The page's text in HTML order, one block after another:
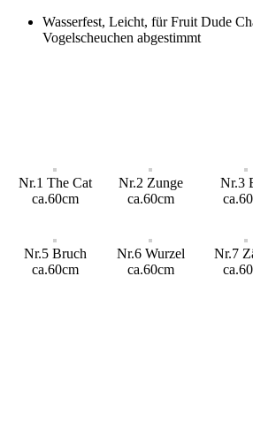
Wasserfest, Leicht, für Fruit Dude
Vogelscheuchen abgestimmt
Nr.1 The Cat
ca.60cm
Nr.2 Zunge
ca.60cm
Nr.3
Nr.5 Bruch
ca.60cm
Nr.6 Wurzel
ca.60cm
Nr.7